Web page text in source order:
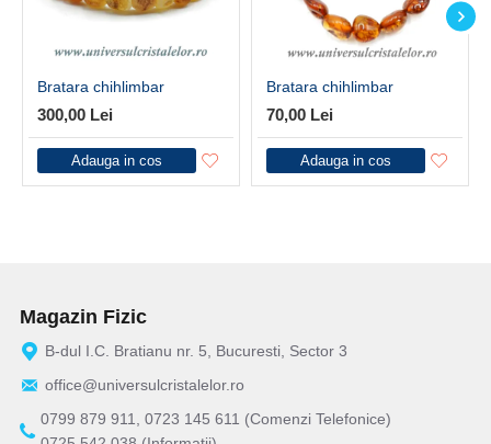
Bratara chihlimbar
300,00 Lei
Adauga in cos
Bratara chihlimbar
70,00 Lei
Adauga in cos
Magazin Fizic
B-dul I.C. Bratianu nr. 5, Bucuresti, Sector 3
office@universulcristalelor.ro
0799 879 911, 0723 145 611 (Comenzi Telefonice)